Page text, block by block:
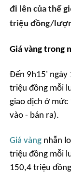
đi lên của thế
triệu đồng/
Giá vàng trong
Đến 9h15' ngày
triệu đồng mỗi
giao dịch ở
vào - bán ra).
Giá vàng nhẫn
triệu đồng mỗi
150,4 triệu